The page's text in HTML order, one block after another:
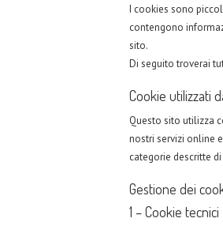
I cookies sono
contengono
sito.
Di seguito troverai
Cookie utilizzati
Questo sito utilizza
nostri servizi online
categorie descritte
Gestione dei
1 – Cookie tecnici